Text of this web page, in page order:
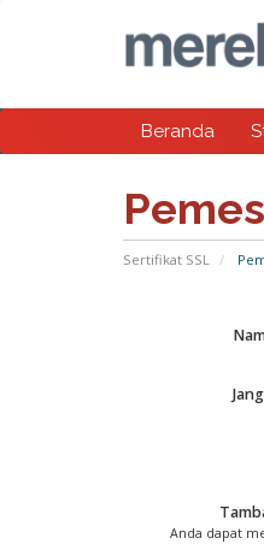
Beranda
Sertifikat SSL
Anda dapat